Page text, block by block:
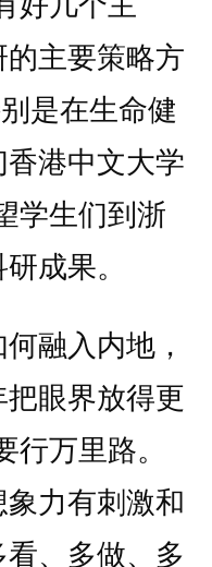
主要策略方
是在生命健
港中文大学
学生们到浙
成果。
融入内地，
眼界放得更
行万里路。
力有刺激和
、多做、多